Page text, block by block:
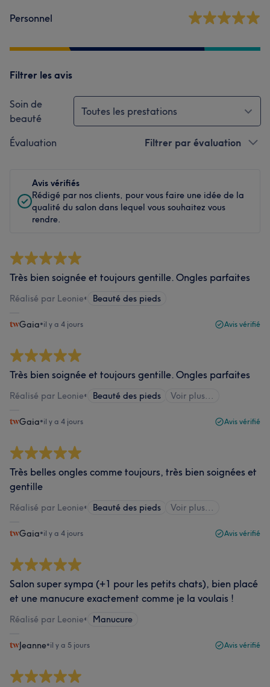
Personnel
Filtrer les avis
Soin de
beauté
Toutes les prestations
Évaluation Filtrer par évaluation
Avis vérifiés
Rédigé par nos clients, pour vous faire une idée de la
qualité du salon dans lequel vous souhaitez vous
rendre.
Très bien soignée et toujours gentille. Ongles parfaites
Réalisé par Leonie• Beauté des pieds
Gaia•il y a 4 jours Avis vérifié
Très bien soignée et toujours gentille. Ongles parfaites
Réalisé par Leonie• Beauté des pieds Voir plus...
Gaia•il y a 4 jours Avis vérifié
Très belles ongles comme toujours, très bien soignées et
gentille
Réalisé par Leonie• Beauté des pieds Voir plus...
Gaia•il y a 4 jours Avis vérifié
Salon super sympa (+1 pour les petits chats), bien placé
et une manucure exactement comme je la voulais !
Réalisé par Leonie• Manucure
Jeanne•il y a 5 jours Avis vérifié